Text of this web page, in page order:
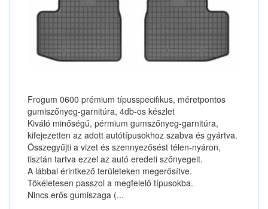
Frogum 0600 prémium típusspecifikus, méretpontos
gumiszőnyeg-garnitúra, 4db-os készlet
Kiváló minőségű, pérmium gumszőnyeg-garnitúra,
kifejezetten az adott autótípusokhoz szabva és gyártva.
Összegyűjti a vizet és szennyezősést télen-nyáron,
tisztán tartva ezzel az autó eredeti szőnyegeit.
A lábbal érintkező területeken megerősítve.
Tökéletesen passzol a megfelelő típusokba.
Nincs erős gumiszaga (...